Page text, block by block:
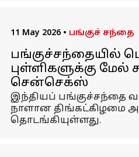
11 May 2026 • பங்குச் சந்தை
பங்குச்சந்தையில்
புள்ளிகளுக்கு மேல்
சென்செக்ஸ்
இந்தியப் பங்குச்சந்தை
நாளான திங்கட்கிழமை
தொடங்கியுள்ளது.